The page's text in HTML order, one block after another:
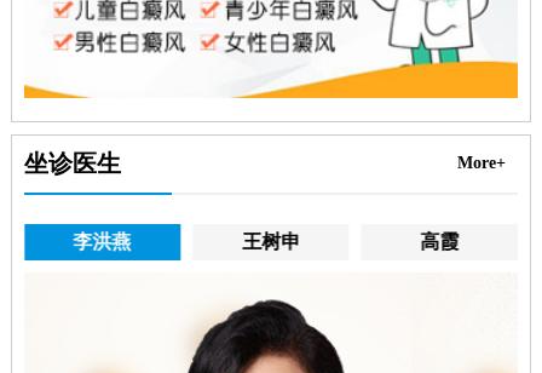
坐诊医生 More+
李洪燕 王树申 高霞